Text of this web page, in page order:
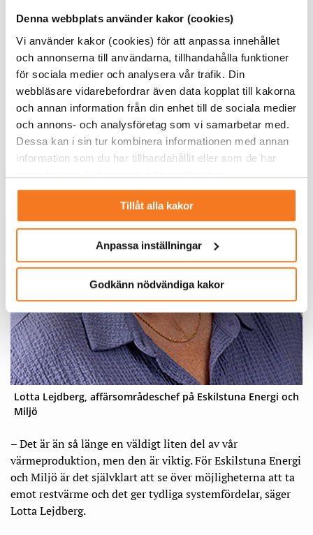
Denna webbplats använder kakor (cookies)
Vi använder kakor (cookies) för att anpassa innehållet
och annonserna till användarna, tillhandahålla funktioner
för sociala medier och analysera vår trafik. Din
webbläsare vidarebefordrar även data kopplat till kakorna
och annan information från din enhet till de sociala medier
och annons- och analysföretag som vi samarbetar med.
Dessa kan i sin tur kombinera informationen med annan
information som du har tillhandahållit eller som de har
samlat in när du har använt deras tjänster.
Tillåt alla kakor
Anpassa inställningar
Godkänn nödvändiga kakor
Lotta Lejdberg, affärsområdeschef på Eskilstuna Energi och
Miljö
– Det är än så länge en väldigt liten del av vår
värmeproduktion, men den är viktig. För Eskilstuna Energi
och Miljö är det självklart att se över möjligheterna att ta
emot restvärme och det ger tydliga systemfördelar, säger
Lotta Lejdberg.